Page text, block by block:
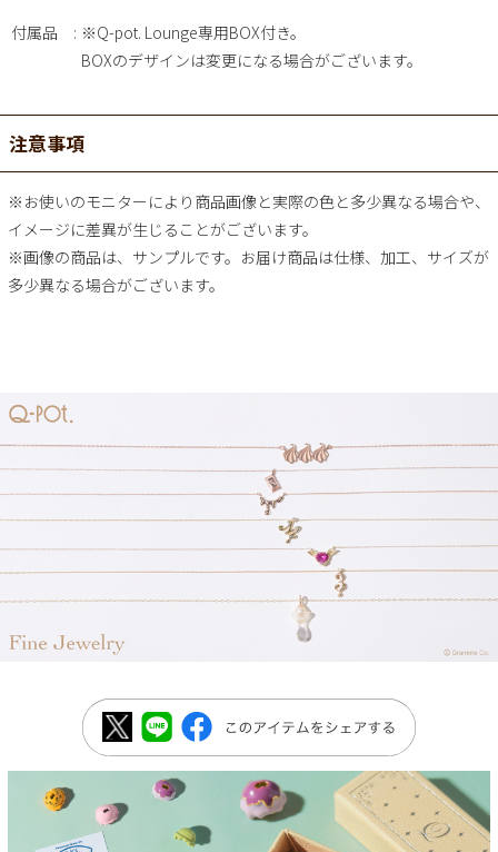
付属品
※Q-pot. Lounge専用BOX付き。
BOXのデザインは変更になる場合がございます。
注意事項
※お使いのモニターにより商品画像と実際の色と多少異なる場合や、
イメージに差異が生じることがございます。
※画像の商品は、サンプルです。お届け商品は仕様、加工、サイズが
多少異なる場合がございます。